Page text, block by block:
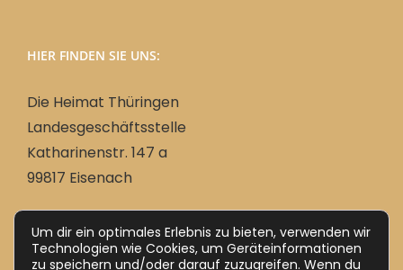
HIER FINDEN SIE UNS:
Die Heimat Thüringen
Landesgeschäftsstelle
Katharinenstr. 147 a
99817 Eisenach
Deutsch
Um dir ein optimales Erlebnis zu bieten, verwenden wir
Technologien wie Cookies, um Geräteinformationen
zu speichern und/oder darauf zuzugreifen. Wenn du